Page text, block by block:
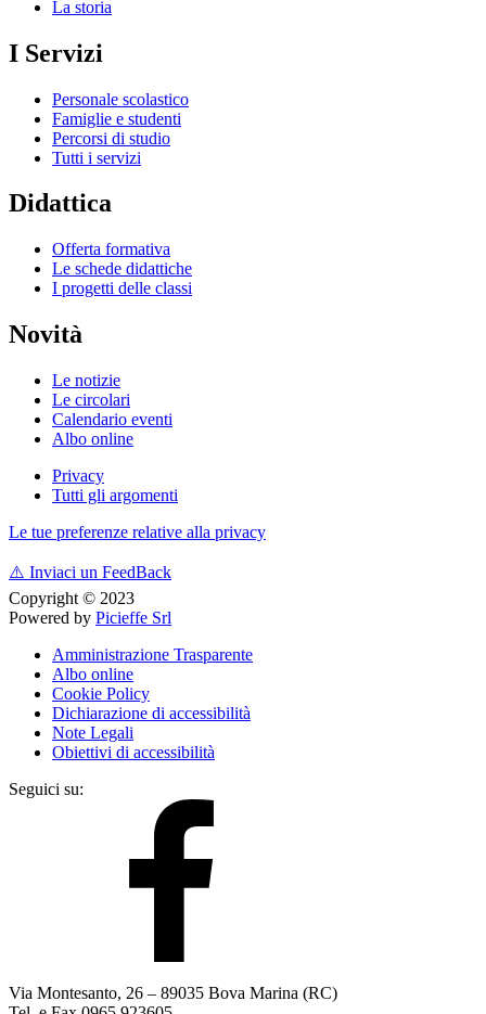
La storia
I Servizi
Personale scolastico
Famiglie e studenti
Percorsi di studio
Tutti i servizi
Didattica
Offerta formativa
Le schede didattiche
I progetti delle classi
Novità
Le notizie
Le circolari
Calendario eventi
Albo online
Privacy
Tutti gli argomenti
Le tue preferenze relative alla privacy
⚠️ Inviaci un FeedBack
Copyright © 2023
Powered by Picieffe Srl
Amministrazione Trasparente
Albo online
Cookie Policy
Dichiarazione di accessibilità
Note Legali
Obiettivi di accessibilità
Seguici su:
Via Montesanto, 26 – 89035 Bova Marina (RC)